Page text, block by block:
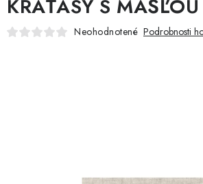
OBLEČENIE
VÝBAVA
KRAŤASY S
Neohodnotené Podrobnosti